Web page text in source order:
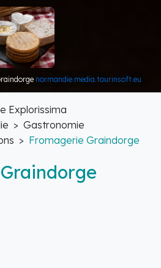
normandie.media.tourinsoft.eu
Explorissima
Gastronomie
Fromagerie Graindorge